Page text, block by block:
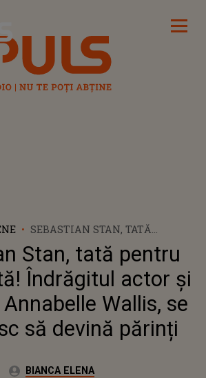
SEBASTIAN STAN, TATĂ
PENTRU PRIMA DATĂ!
ÎNDRĂGITUL ACTOR ȘI IUBITA
LUI, ANNABELLE WALLIS, SE
PREGĂTESC SĂ DEVINĂ
PĂRINȚI
Stan, tată pentru
Îndrăgitul actor și
Wallis, se
să devină părinți
Autor:BIANCA ELENA